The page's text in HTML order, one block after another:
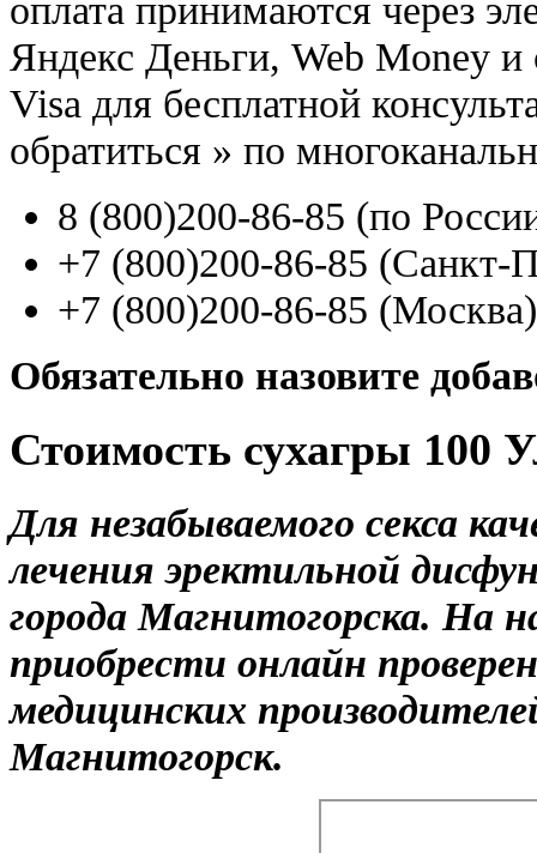
оплата принимаются через
Яндекс Деньги, Web Money и
Visa для бесплатной
обратиться » по
8 (800)200-86-85 (по
+7 (800)200-86-85 (Санкт-
+7 (800)200-86-85 (Москва)
Обязательно назовите
Стоимость сухагры 100
Для незабываемого секса
лечения эректильной
города Магнитогорска.
приобрести онлайн
медицинских
Магнитогорск.